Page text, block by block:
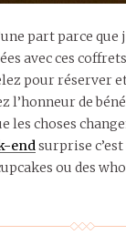
part parce
avec ces
pour
l’honneur de
choses
end surprise
ou des